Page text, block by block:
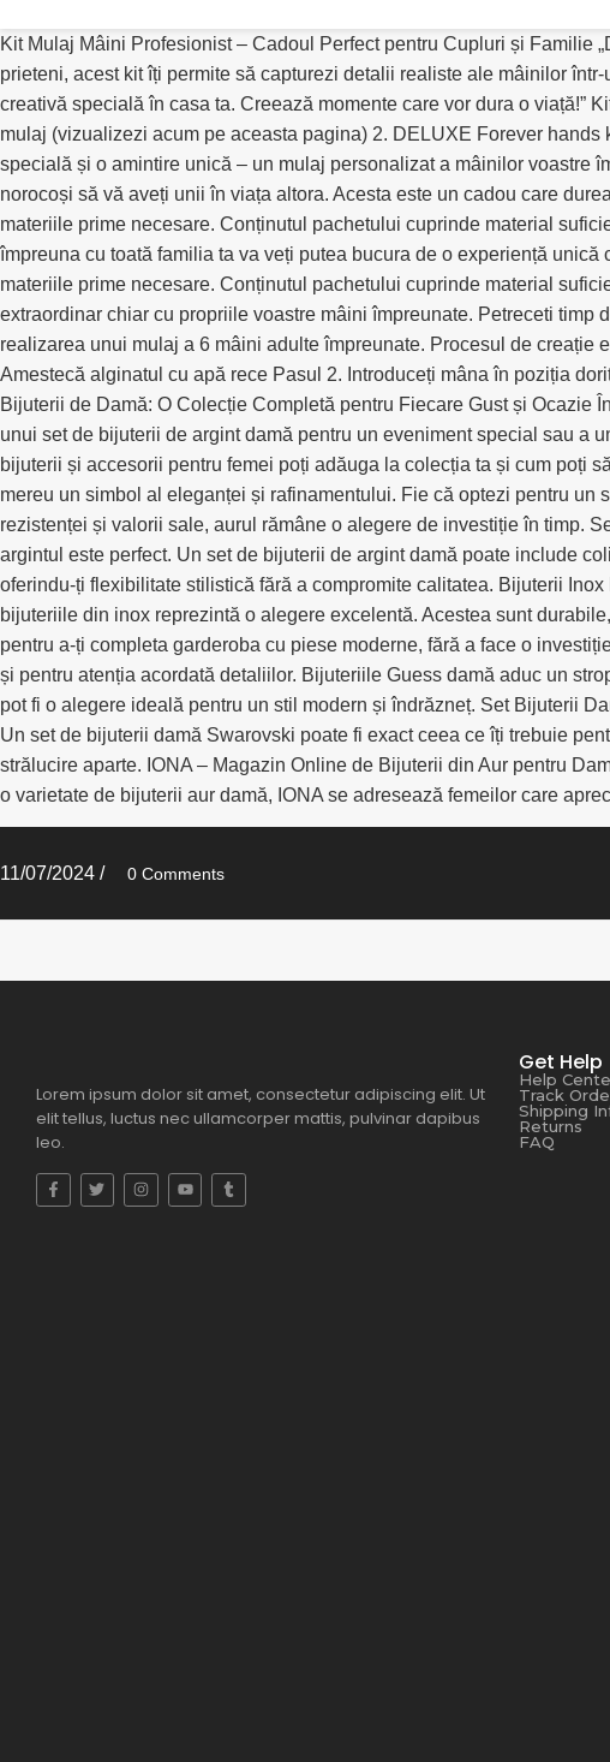
Kit Mulaj Mâini Profesionist – Cadoul Perfect pentru Cupluri și Familie
prieteni, acest kit îți permite să capturezi detalii realiste ale mâinilor
creativă specială în casa ta. Creează momente care vor dura o viață!”
mulaj (vizualizezi acum pe aceasta pagina) 2. DELUXE Forever
specială și o amintire unică – un mulaj personalizat a mâinilor voastre
norocoși să vă aveți unii în viața altora. Acesta este un cadou care
materiile prime necesare. Conținutul pachetului cuprinde material
împreuna cu toată familia ta va veți putea bucura de o experiență
materiile prime necesare. Conținutul pachetului cuprinde material
extraordinar chiar cu propriile voastre mâini împreunate. Petreceti
realizarea unui mulaj a 6 mâini adulte împreunate. Procesul de
Amestecă alginatul cu apă rece Pasul 2. Introduceți mâna în poziția
Bijuterii de Damă: O Colecție Completă pentru Fiecare Gust și Ocazie
unui set de bijuterii de argint damă pentru un eveniment special sau a
bijuterii și accesorii pentru femei poți adăuga la colecția ta și cum poți
mereu un simbol al eleganței și rafinamentului. Fie că optezi pentru
rezistenței și valorii sale, aurul rămâne o alegere de investiție în timp.
argintul este perfect. Un set de bijuterii de argint damă poate include
oferindu-ți flexibilitate stilistică fără a compromite calitatea. Bijuterii
bijuteriile din inox reprezintă o alegere excelentă. Acestea sunt
pentru a-ți completa garderoba cu piese moderne, fără a face o
și pentru atenția acordată detaliilor. Bijuteriile Guess damă aduc un
pot fi o alegere ideală pentru un stil modern și îndrăzneț. Set Bijuterii
Un set de bijuterii damă Swarovski poate fi exact ceea ce îți trebuie
strălucire aparte. IONA – Magazin Online de Bijuterii din Aur pentru
o varietate de bijuterii aur damă, IONA se adresează femeilor care
11/07/2024 / 0 Comments
Lorem ipsum dolor sit amet, consectetur adipiscing elit. Ut
elit tellus, luctus nec ullamcorper mattis, pulvinar dapibus
leo.
Get Help
Help
Track
Shipping
Returns
FAQ